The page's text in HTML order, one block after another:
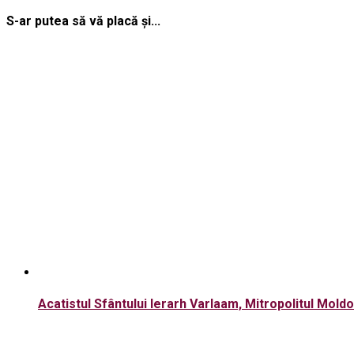
S-ar putea să vă placă și...
Acatistul Sfântului Ierarh Varlaam, Mitropolitul